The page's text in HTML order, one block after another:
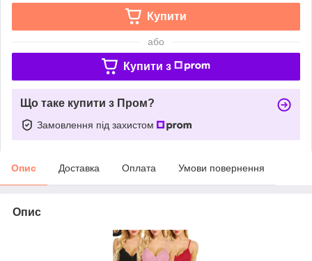
Купити
або
Купити з
Що таке купити з Пром?
Замовлення під захистом
Опис Доставка Оплата Умови повернення
Опис